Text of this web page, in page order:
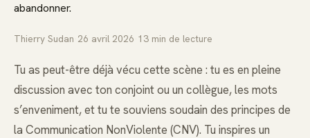
abandonner.
Thierry Sudan 26 avril 2026 13 min de lecture
Tu as peut-être déjà vécu cette scène : tu es en pleine
discussion avec ton conjoint ou un collègue, les mots
s’enveniment, et tu te souviens soudain des principes de
la Communication NonViolente (CNV). Tu inspires un